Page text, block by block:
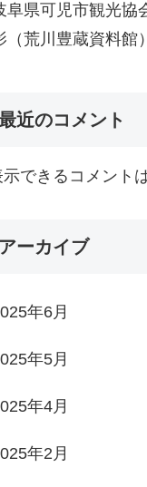
阜県可児市観光協
（荒川豊蔵資料館）
近のコメント
できるコメント
アーカイブ
年6月
年5月
年4月
年2月